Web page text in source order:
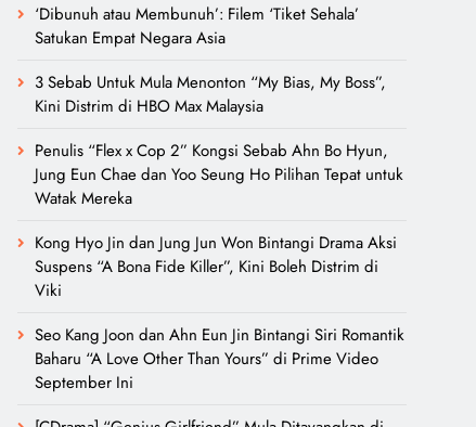
‘Dibunuh atau Membunuh’: Filem ‘Tiket Sehala’
Satukan Empat Negara Asia
3 Sebab Untuk Mula Menonton “My Bias, My Boss”,
Kini Distrim di HBO Max Malaysia
Penulis “Flex x Cop 2” Kongsi Sebab Ahn Bo Hyun,
Jung Eun Chae dan Yoo Seung Ho Pilihan Tepat untuk
Watak Mereka
Kong Hyo Jin dan Jung Jun Won Bintangi Drama Aksi
Suspens “A Bona Fide Killer”, Kini Boleh Distrim di
Viki
Seo Kang Joon dan Ahn Eun Jin Bintangi Siri Romantik
Baharu “A Love Other Than Yours” di Prime Video
September Ini